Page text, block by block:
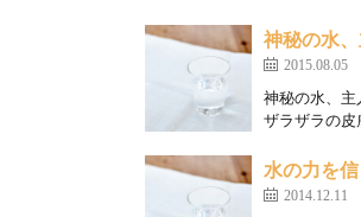
神秘の水
2015.08.05
神秘の水、主
ザラザラの
水の力を
2014.12.11